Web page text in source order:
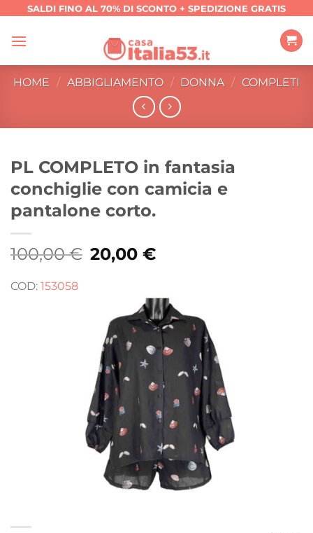
contenuti
SALDI FINO AL 70% DI SCONTO + SPEDIZIONE GRATIS
HOME / ABBIGLIAMENTO / DONNA / COMPLETI
PL COMPLETO in fantasia
conchiglie con camicia e
pantalone corto.
100,00€ Il
prezzo
20,00€Il
prezzo
20,00 €.
COD: 153058